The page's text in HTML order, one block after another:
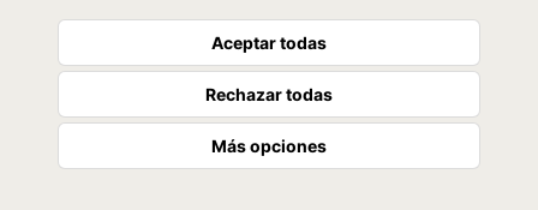
Aceptar todas
Rechazar todas
Más opciones